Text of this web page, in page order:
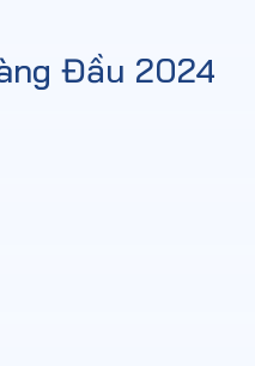
Đầu 2024